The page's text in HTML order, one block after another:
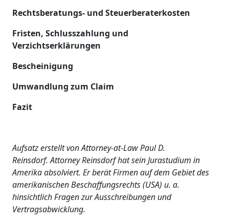
Rechtsberatungs- und Steuerberaterkosten
Fristen, Schlusszahlung und
Verzichtserklärungen
Bescheinigung
Umwandlung zum Claim
Fazit
Aufsatz erstellt von Attorney-at-Law Paul D.
Reinsdorf. Attorney Reinsdorf hat sein Jurastudium in
Amerika absolviert. Er berät Firmen auf dem Gebiet des
amerikanischen Beschaffungsrechts (USA) u. a.
hinsichtlich Fragen zur Ausschreibungen und
Vertragsabwicklung.